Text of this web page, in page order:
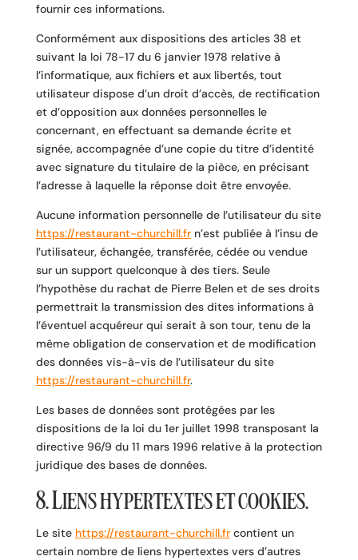
fournir ces informations.
Conformément aux dispositions des articles 38 et
suivant la loi 78-17 du 6 janvier 1978 relative à
l’informatique, aux fichiers et aux libertés, tout
utilisateur dispose d’un droit d’accès, de rectification
et d’opposition aux données personnelles le
concernant, en effectuant sa demande écrite et
signée, accompagnée d’une copie du titre d’identité
avec signature du titulaire de la pièce, en précisant
l’adresse à laquelle la réponse doit être envoyée.
Aucune information personnelle de l’utilisateur du site
https://restaurant-churchill.frn’est publiée à l’insu de
l’utilisateur, échangée, transférée, cédée ou vendue
sur un support quelconque à des tiers. Seule
l’hypothèse du rachat de Pierre Belen et de ses droits
permettrait la transmission des dites informations à
l’éventuel acquéreur qui serait à son tour, tenu de la
même obligation de conservation et de modification
des données vis-à-vis de l’utilisateur du site
https://restaurant-churchill.fr.
Les bases de données sont protégées par les
dispositions de la loi du 1er juillet 1998 transposant la
directive 96/9 du 11 mars 1996 relative à la protection
juridique des bases de données.
8. Liens hypertextes et cookies.
Le site https://restaurant-churchill.frcontient un
certain nombre de liens hypertextes vers d’autres